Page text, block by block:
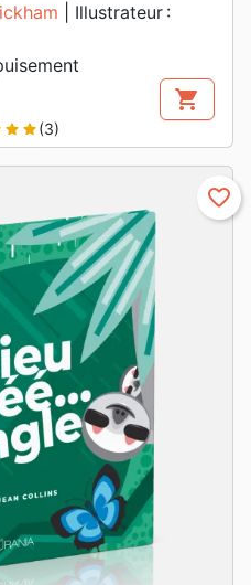
| Illustrateur :
shopping_cart
star star(3)
favorite_border